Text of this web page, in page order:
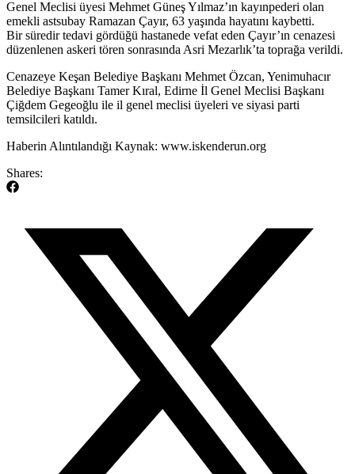
Genel Meclisi üyesi Mehmet Güneş Yılmaz’ın kayınpederi olan
emekli astsubay Ramazan Çayır, 63 yaşında hayatını kaybetti.
Bir süredir tedavi gördüğü hastanede vefat eden Çayır’ın cenazesi
düzenlenen askeri tören sonrasında Asri Mezarlık’ta toprağa verildi.
Cenazeye Keşan Belediye Başkanı Mehmet Özcan, Yenimuhacır
Belediye Başkanı Tamer Kıral, Edirne İl Genel Meclisi Başkanı
Çiğdem Gegeoğlu ile il genel meclisi üyeleri ve siyasi parti
temsilcileri katıldı.
​Haberin Alıntılandığı Kaynak: www.iskenderun.org
Shares: